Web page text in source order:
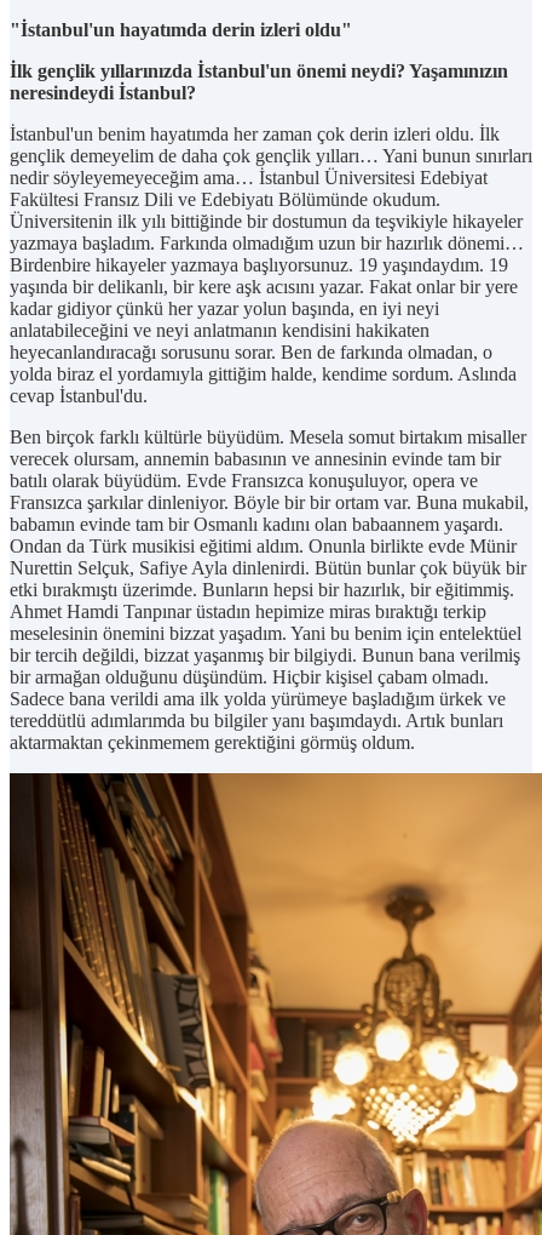
"İstanbul'un hayatımda derin izleri oldu"
İlk gençlik yıllarınızda İstanbul'un önemi neydi? Yaşamınızın
neresindeydi İstanbul?
İstanbul'un benim hayatımda her zaman çok derin izleri oldu. İlk
gençlik demeyelim de daha çok gençlik yılları… Yani bunun sınırları
nedir söyleyemeyeceğim ama… İstanbul Üniversitesi Edebiyat
Fakültesi Fransız Dili ve Edebiyatı Bölümünde okudum.
Üniversitenin ilk yılı bittiğinde bir dostumun da teşvikiyle hikayeler
yazmaya başladım. Farkında olmadığım uzun bir hazırlık dönemi…
Birdenbire hikayeler yazmaya başlıyorsunuz. 19 yaşındaydım. 19
yaşında bir delikanlı, bir kere aşk acısını yazar. Fakat onlar bir yere
kadar gidiyor çünkü her yazar yolun başında, en iyi neyi
anlatabileceğini ve neyi anlatmanın kendisini hakikaten
heyecanlandıracağı sorusunu sorar. Ben de farkında olmadan, o
yolda biraz el yordamıyla gittiğim halde, kendime sordum. Aslında
cevap İstanbul'du.
Ben birçok farklı kültürle büyüdüm. Mesela somut birtakım misaller
verecek olursam, annemin babasının ve annesinin evinde tam bir
batılı olarak büyüdüm. Evde Fransızca konuşuluyor, opera ve
Fransızca şarkılar dinleniyor. Böyle bir bir ortam var. Buna mukabil,
babamın evinde tam bir Osmanlı kadını olan babaannem yaşardı.
Ondan da Türk musikisi eğitimi aldım. Onunla birlikte evde Münir
Nurettin Selçuk, Safiye Ayla dinlenirdi. Bütün bunlar çok büyük bir
etki bırakmıştı üzerimde. Bunların hepsi bir hazırlık, bir eğitimmiş.
Ahmet Hamdi Tanpınar üstadın hepimize miras bıraktığı terkip
meselesinin önemini bizzat yaşadım. Yani bu benim için entelektüel
bir tercih değildi, bizzat yaşanmış bir bilgiydi. Bunun bana verilmiş
bir armağan olduğunu düşündüm. Hiçbir kişisel çabam olmadı.
Sadece bana verildi ama ilk yolda yürümeye başladığım ürkek ve
tereddütlü adımlarımda bu bilgiler yanı başımdaydı. Artık bunları
aktarmaktan çekinmemem gerektiğini görmüş oldum.